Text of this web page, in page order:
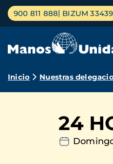
Pasar
contenido
Menú
principal
900 811 888 BIZUM 33439
Ruta
Inicio Nuestras
24